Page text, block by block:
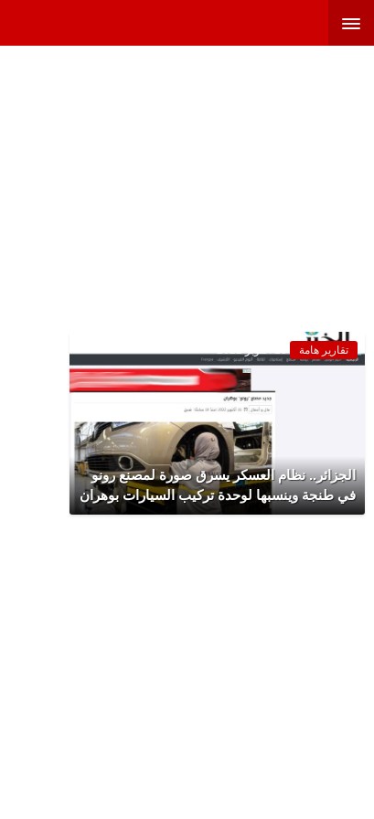
تقارير هامة 23 أكتوبر 2022
الجزائر.. نظام العسكر يسرق صورة لمصنع رونو
في طنجة وينسبها لوحدة تركيب السيارات بوهران